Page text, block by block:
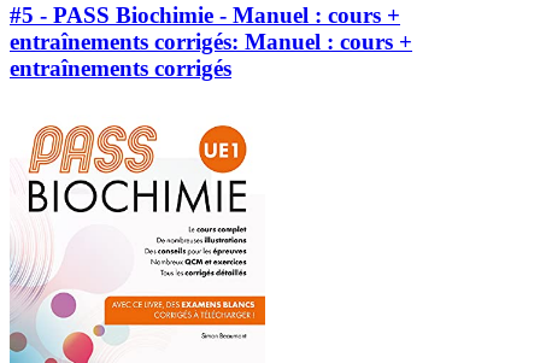
#5 - PASS Biochimie - Manuel : cours +
entraînements corrigés: Manuel : cours +
entraînements corrigés